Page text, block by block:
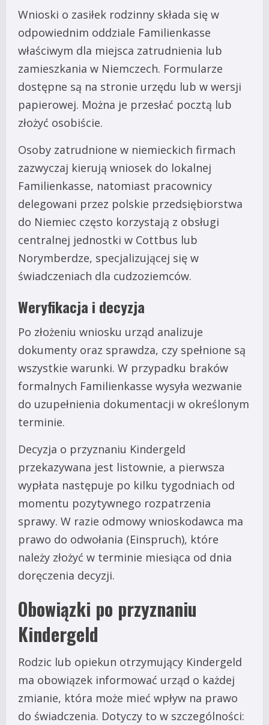
Wnioski o zasiłek rodzinny składa się w
odpowiednim oddziale Familienkasse
właściwym dla miejsca zatrudnienia lub
zamieszkania w Niemczech. Formularze
dostępne są na stronie urzędu lub w wersji
papierowej. Można je przesłać pocztą lub
złożyć osobiście.
Osoby zatrudnione w niemieckich firmach
zazwyczaj kierują wniosek do lokalnej
Familienkasse, natomiast pracownicy
delegowani przez polskie przedsiębiorstwa
do Niemiec często korzystają z obsługi
centralnej jednostki w Cottbus lub
Norymberdze, specjalizującej się w
świadczeniach dla cudzoziemców.
Weryfikacja i decyzja
Po złożeniu wniosku urząd analizuje
dokumenty oraz sprawdza, czy spełnione są
wszystkie warunki. W przypadku braków
formalnych Familienkasse wysyła wezwanie
do uzupełnienia dokumentacji w określonym
terminie.
Decyzja o przyznaniu Kindergeld
przekazywana jest listownie, a pierwsza
wypłata następuje po kilku tygodniach od
momentu pozytywnego rozpatrzenia
sprawy. W razie odmowy wnioskodawca ma
prawo do odwołania (Einspruch), które
należy złożyć w terminie miesiąca od dnia
doręczenia decyzji.
Obowiązki po przyznaniu
Kindergeld
Rodzic lub opiekun otrzymujący Kindergeld
ma obowiązek informować urząd o każdej
zmianie, która może mieć wpływ na prawo
do świadczenia. Dotyczy to w szczególności: